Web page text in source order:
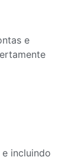
e
incluindo